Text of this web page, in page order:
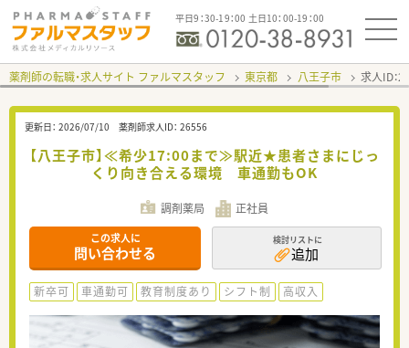
平日9：30-19：00 土日10：00-19：00
薬剤師の転職・求人サイト ファルマスタッフ 東京都 八王子市 求人ID：
更新日： 2026/07/10 薬剤師求人ID： 26556
【八王子市】≪希少17:00まで≫駅近★患者さまにじっ
くり向き合える環境 車通勤もOK
調剤薬局 正社員
この求人に
問い合わせる
検討リストに
追加
新卒可 車通勤可 教育制度あり シフト制 高収入